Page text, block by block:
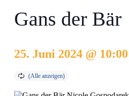
Gans der Bär
25. Juni 2024 @ 10:00